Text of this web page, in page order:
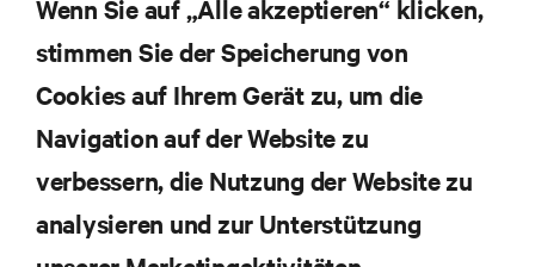
und Einblicken von Experten in das
Rechenzentrums- und Infrastrukturmanagement.
JETZT ANMELDEN
RESSOURCEN
Wenn Sie auf „Alle akzeptieren“ klicken,
stimmen Sie der Speicherung von
Cookies auf Ihrem Gerät zu, um die
Navigation auf der Website zu
verbessern, die Nutzung der Website zu
analysieren und zur Unterstützung